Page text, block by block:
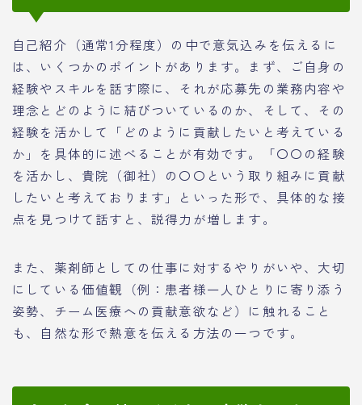
自己紹介（通常1分程度）の中で意気込みを伝えるに
は、いくつかのポイントがあります。まず、ご自身の
経験やスキルを話す際に、それが応募先の業務内容や
理念とどのように結びついているのか、そして、その
経験を活かして「どのように貢献したいと考えている
か」を具体的に述べることが有効です。「〇〇の経験
を活かし、貴院（御社）の〇〇という取り組みに貢献
したいと考えております」といった形で、具体的な接
点を見つけて話すと、説得力が増します。
また、薬剤師としての仕事に対するやりがいや、大切
にしている価値観（例：患者様一人ひとりに寄り添う
姿勢、チーム医療への貢献意欲など）に触れること
も、自然な形で熱意を伝える方法の一つです。